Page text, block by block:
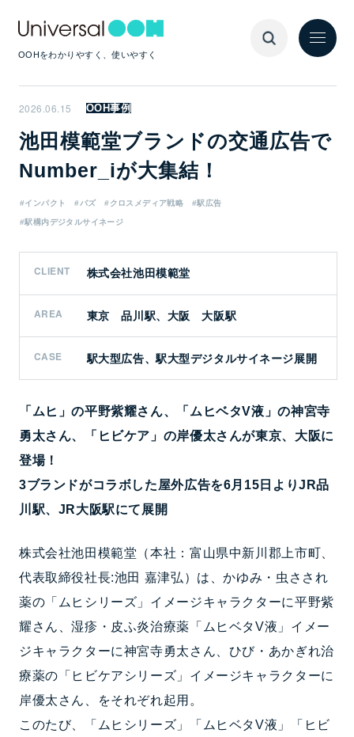
OOHをわかりやすく、使いやすく
2026.06.15 OOH事例
池田模範堂ブランドの交通広告で
Number_iが大集結！
#インパクト #バズ #クロスメディア戦略 #駅広告
#駅構内デジタルサイネージ
CLIENT 株式会社池田模範堂
AREA 東京 品川駅、大阪 大阪駅
CASE 駅大型広告、駅大型デジタルサイネージ展開
「ムヒ」の平野紫耀さん、「ムヒベタV液」の神宮寺
勇太さん、「ヒビケア」の岸優太さんが東京、大阪に
登場！
3ブランドがコラボした屋外広告を6月15日よりJR品
川駅、JR大阪駅にて展開
株式会社池田模範堂（本社：富山県中新川郡上市町、
代表取締役社長:池田 嘉津弘）は、かゆみ・虫さされ
薬の「ムヒシリーズ」イメージキャラクターに平野紫
耀さん、湿疹・皮ふ炎治療薬「ムヒベタV液」イメー
ジキャラクターに神宮寺勇太さん、ひび・あかぎれ治
療薬の「ヒビケアシリーズ」イメージキャラクターに
岸優太さん、をそれぞれ起用。
このたび、「ムヒシリーズ」「ムヒベタV液」「ヒビ